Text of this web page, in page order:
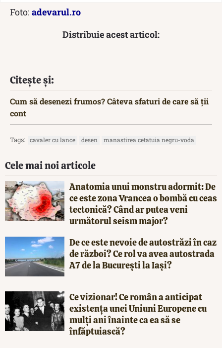
Foto: adevarul.ro
Distribuie acest articol:
Citește și:
Cum să desenezi frumos? Câteva sfaturi de care să ții
cont
Tags: cavaler cu lance desen manastirea cetatuia negru-voda
Cele mai noi articole
Anatomia unui monstru adormit: De
ce este zona Vrancea o bombă cu ceas
tectonică? Când ar putea veni
următorul seism major?
De ce este nevoie de autostrăzi în caz
de război? Ce rol va avea autostrada
A7 de la București la Iași?
Ce vizionar! Ce român a anticipat
existența unei Uniuni Europene cu
mulți ani înainte ca ea să se
înfăptuiască?